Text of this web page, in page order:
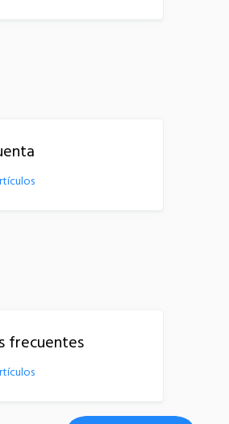
frecuentes